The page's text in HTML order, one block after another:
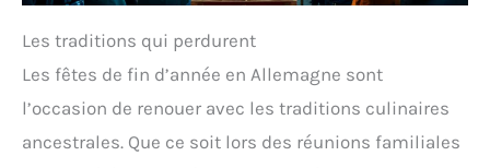
Les traditions qui perdurent
Les fêtes de fin d’année en Allemagne sont
l’occasion de renouer avec les traditions culinaires
ancestrales. Que ce soit lors des réunions familiales